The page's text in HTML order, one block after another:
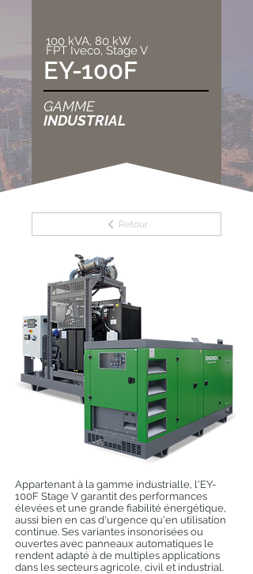
100 kVA, 80 kW
FPT Iveco, Stage V
EY-100F
GAMME
INDUSTRIAL
Retour
Appartenant à la gamme industrialle, l'EY-
100F Stage V garantit des performances
élevées et une grande fiabilité énergétique,
aussi bien en cas d'urgence qu'en utilisation
continue. Ses variantes insonorisées ou
ouvertes avec panneaux automatiques le
rendent adapté à de multiples applications
dans les secteurs agricole, civil et industrial.